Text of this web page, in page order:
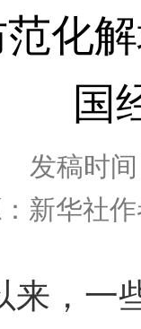
范化
国
发稿时
新华社
，一